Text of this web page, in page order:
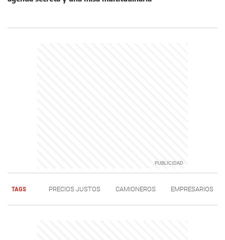
TAGS PRECIOS JUSTOS CAMIONEROS EMPRESARIOS